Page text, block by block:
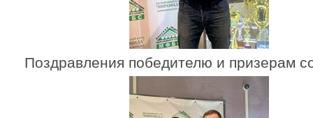
Поздравления победителю и призерам